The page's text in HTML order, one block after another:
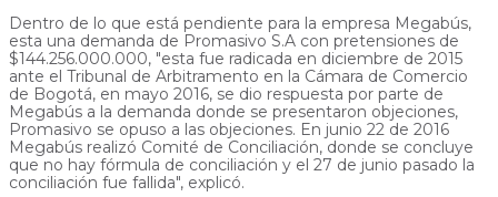
Dentro de lo que está pendiente para la empresa Megabús,
esta una demanda de Promasivo S.A con pretensiones de
$144.256.000.000, "esta fue radicada en diciembre de 2015
ante el Tribunal de Arbitramento en la Cámara de Comercio
de Bogotá, en mayo 2016, se dio respuesta por parte de
Megabús a la demanda donde se presentaron objeciones,
Promasivo se opuso a las objeciones. En junio 22 de 2016
Megabús realizó Comité de Conciliación, donde se concluye
que no hay fórmula de conciliación y el 27 de junio pasado la
conciliación fue fallida", explicó.